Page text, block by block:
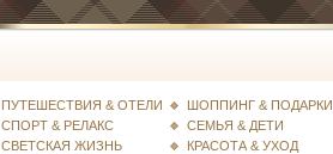
ПУТЕШЕСТВИЯ & ОТЕЛИ
СПОРТ & РЕЛАКС
СВЕТСКАЯ ЖИЗНЬ
ШОППИНГ & ПОДАРКИ
СЕМЬЯ & ДЕТИ
КРАСОТА & УХОД